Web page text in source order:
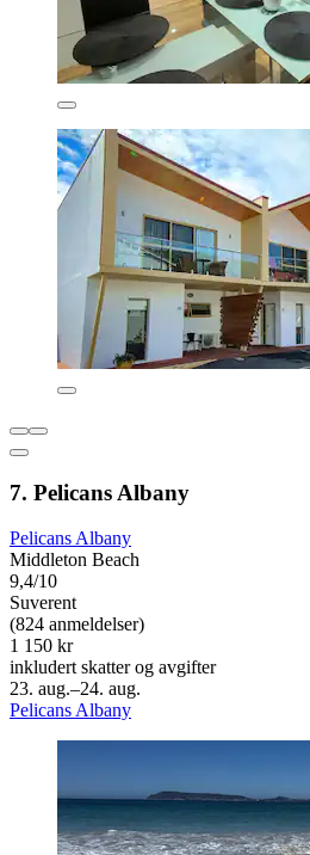
7. Pelicans Albany
Pelicans Albany
Middleton Beach
9,4/10
Suverent
(824 anmeldelser)
1 150 kr
inkludert skatter og avgifter
23. aug.–24. aug.
Pelicans Albany